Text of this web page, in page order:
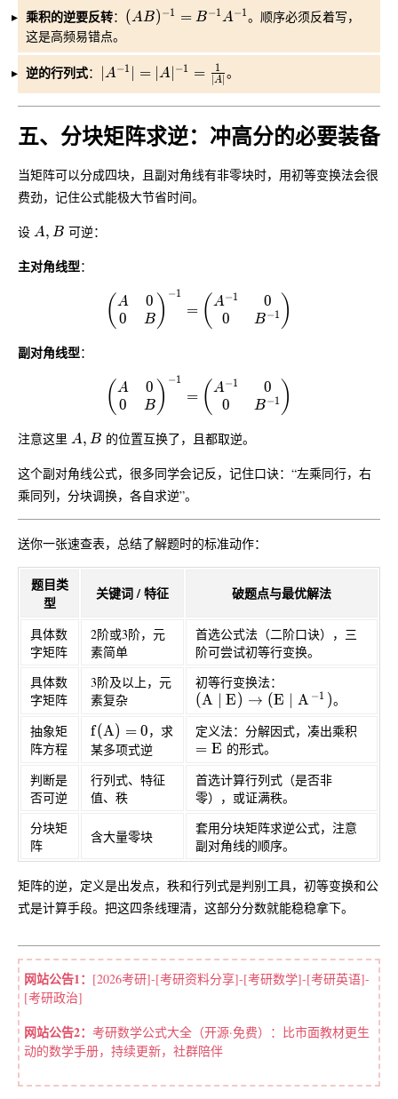
乘积的逆要反转： (AB)^{-1} = B^{-1}A^{-1}
(AB) −1 = B−1A−1。顺序必须反着写，
这是高频易错点。
逆的行列式： |A^{-1}| = |A|^{-1} = \frac{1}{|A|}
A−1 = ∣A −1 = A∣
1 。
五、分块矩阵求逆：冲高分的必要装备
当矩阵可以分成四块，且副对角线有非零块时，用初等变换法会很
费劲，记住公式能极大节省时间。
设 A, B
A, B 可逆：
主对角线型：
\begin{pmatrix} A & 0 \\ 0 & B
( A
0
0
B ) −1
= (A−1
0
0
B−1 )
副对角线型：
\begin{pmatrix} A & 0 \\ 0 & B
( A
0
0
B ) −1
= (A−1
0
0
B−1 )
注意这里 A, B
A, B 的位置互换了，且都取逆。
这个副对角线公式，很多同学会记反，记住口诀：“左乘同行，右
乘同列，分块调换，各自求逆”。
送你一张速查表，总结了解题时的标准动作：
题目类
型
关键词 / 特征 破题点与最优解法
具体数
字矩阵
2阶或3阶，元
素简单
首选公式法（二阶口诀），三
阶可尝试初等行变换。
具体数
字矩阵
3阶及以上，元
素复杂
初等行变换法：
(A \mid E) \rightarrow (E
(A E ) → (E A −1 )。
抽象矩
阵方程
f(A)=0
f(A) = 0，求
某多项式逆
定义法：分解因式，凑出乘积
=E
= E 的形式。
判断是
否可逆
行列式、特征
值、秩
首选计算行列式（是否非
零），或证满秩。
分块矩
阵
含大量零块
套用分块矩阵求逆公式，注意
副对角线的顺序。
矩阵的逆，定义是出发点，秩和行列式是判别工具，初等变换和公
式是计算手段。把这四条线理清，这部分分数就能稳稳拿下。
网站公告1： [2026考研]-[考研资料分享]-[考研数学]-[考研英语]-
[考研政治]
网站公告2： 考研数学公式大全（开源·免费）：比市面教材更生
动的数学手册，持续更新，社群陪伴